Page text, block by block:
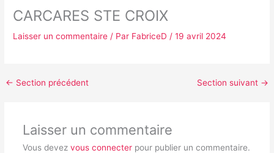
CARCARES STE CROIX
Laisser un commentaire / Par FabriceD/19 avril 2024
← Section précédent Section suivant →
Laisser un commentaire
Vous devez vous connecterpour publier un commentaire.